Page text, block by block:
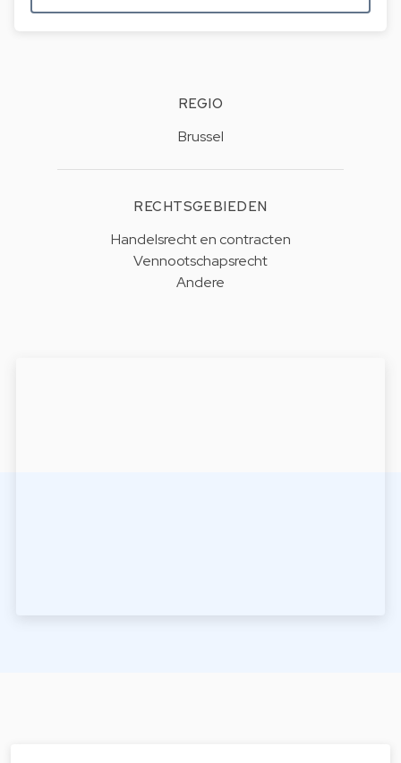
REGIO
Brussel
RECHTSGEBIEDEN
Handelsrecht en contracten
Vennootschapsrecht
Andere